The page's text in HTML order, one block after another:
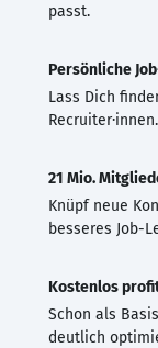
passt.
Persönliche
Lass Dich
Recruiter·innen.
21 Mio.
Knüpf neue
besseres Job-
Kostenlos
Schon als
deutlich